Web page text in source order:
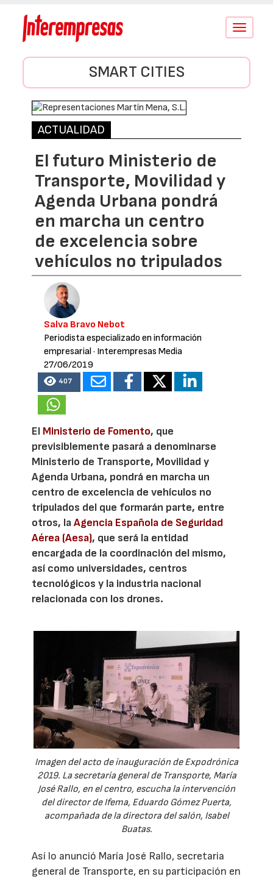
Conmutar
SMART CITIES
ACTUALIDAD
El futuro Ministerio de
Transporte, Movilidad y
Agenda Urbana pondrá
en marcha un centro
de excelencia sobre
vehículos no tripulados
Salva Bravo Nebot
Periodista especializado en información
empresarial· Interempresas Media
27/06/2019
407
El Ministerio de Fomento, que
previsiblemente pasará a denominarse
Ministerio de Transporte, Movilidad y
Agenda Urbana, pondrá en marcha un
centro de excelencia de vehículos no
tripulados del que formarán parte, entre
otros, laAgencia Española de Seguridad
Aérea (Aesa), que será la entidad
encargada de la coordinación del mismo,
así como universidades, centros
tecnológicos y la industria nacional
relacionada con los drones.
Imagen del acto de inauguración de Expodrónica
2019. La secretaria general de Transporte, María
José Rallo, en el centro, escucha la intervención
del director de Ifema, Eduardo Gómez Puerta,
acompañada de la directora del salón, Isabel
Buatas.
Así lo anunció María José Rallo, secretaria
general de Transporte, en su participación en